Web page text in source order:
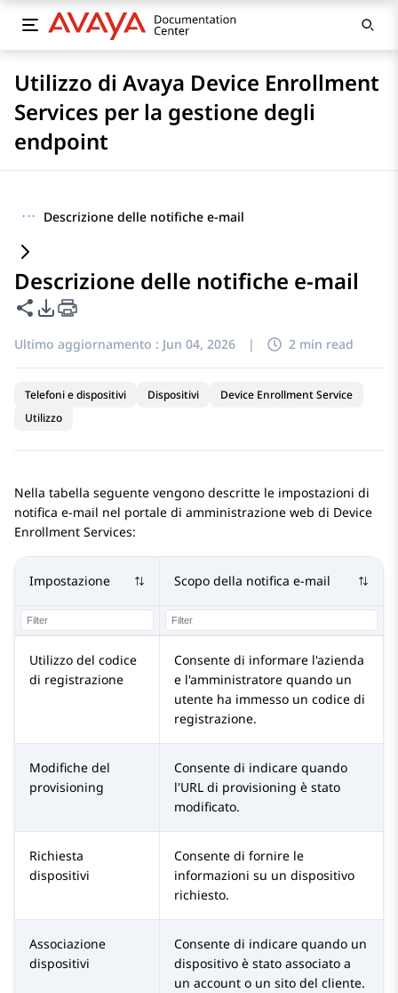
Utilizzo di Avaya Device Enrollment
Services per la gestione degli
endpoint
··· Descrizione delle notifiche e-mail
Descrizione delle notifiche e-mail
Condividi questa pagina
Opzioni di esportazione PDF
Ultimo aggiornamento : Jun 04, 2026 | 2 min read
Telefoni e dispositivi Dispositivi
Device Enrollment Service
Utilizzo
Nella tabella seguente vengono descritte le impostazioni di
notifica e-mail nel portale di amministrazione web di Device
Enrollment Services:
Impostazione Scopo della notifica e-mail
Utilizzo del codice
di registrazione
Consente di informare l'azienda
e l'amministratore quando un
utente ha immesso un codice di
registrazione.
Modifiche del
provisioning
Consente di indicare quando
l'URL di provisioning è stato
modificato.
Richiesta
dispositivi
Consente di fornire le
informazioni su un dispositivo
richiesto.
Associazione
dispositivi
Consente di indicare quando un
dispositivo è stato associato a
un account o un sito del cliente.